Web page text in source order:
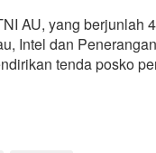
AU, yang berjunlah
Intel dan
tenda posko